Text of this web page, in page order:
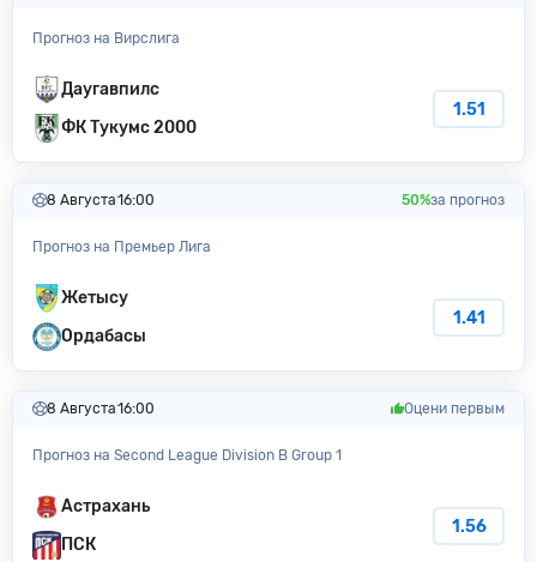
Прогноз на Вирслига
Даугавпилс
ФК Тукумс 2000
1.51
8 Августа16:00 50%за прогноз
Прогноз на Премьер Лига
Жетысу
Ордабасы
1.41
8 Августа16:00 Оцени первым
Прогноз на Second League Division B Group 1
Астрахань
ПСК
1.56